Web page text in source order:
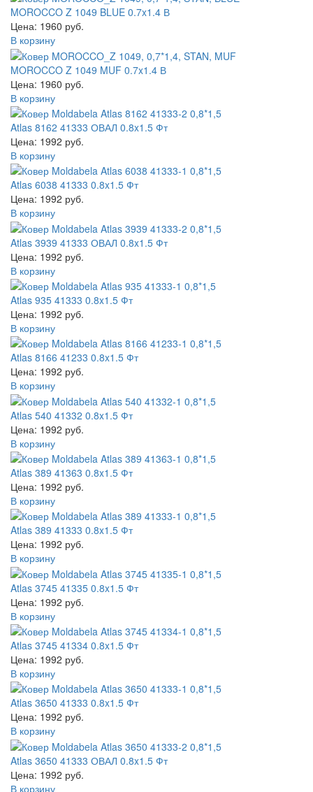
MOROCCO Z 1049 BLUE 0.7x1.4 В
Цена: 1960 руб.
В корзину
MOROCCO Z 1049 MUF 0.7x1.4 В
Цена: 1960 руб.
В корзину
Atlas 8162 41333 ОВАЛ 0.8x1.5 Фт
Цена: 1992 руб.
В корзину
Atlas 6038 41333 0.8x1.5 Фт
Цена: 1992 руб.
В корзину
Atlas 3939 41333 ОВАЛ 0.8x1.5 Фт
Цена: 1992 руб.
В корзину
Atlas 935 41333 0.8x1.5 Фт
Цена: 1992 руб.
В корзину
Atlas 8166 41233 0.8x1.5 Фт
Цена: 1992 руб.
В корзину
Atlas 540 41332 0.8x1.5 Фт
Цена: 1992 руб.
В корзину
Atlas 389 41363 0.8x1.5 Фт
Цена: 1992 руб.
В корзину
Atlas 389 41333 0.8x1.5 Фт
Цена: 1992 руб.
В корзину
Atlas 3745 41335 0.8x1.5 Фт
Цена: 1992 руб.
В корзину
Atlas 3745 41334 0.8x1.5 Фт
Цена: 1992 руб.
В корзину
Atlas 3650 41333 0.8x1.5 Фт
Цена: 1992 руб.
В корзину
Atlas 3650 41333 ОВАЛ 0.8x1.5 Фт
Цена: 1992 руб.
В корзину